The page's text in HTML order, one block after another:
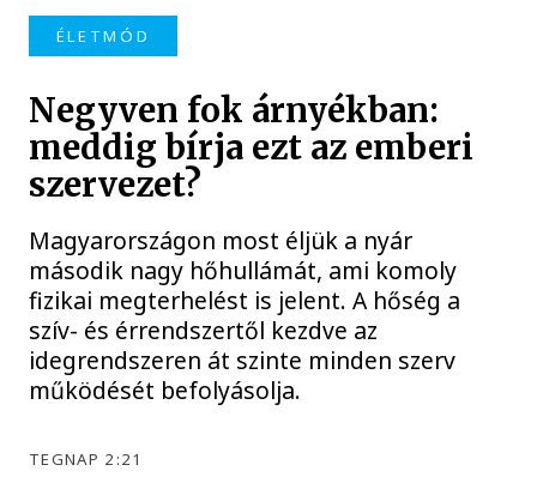
ÉLETMÓD
Negyven fok árnyékban:
meddig bírja ezt az emberi
szervezet?
Magyarországon most éljük a nyár
második nagy hőhullámát, ami komoly
fizikai megterhelést is jelent. A hőség a
szív- és érrendszertől kezdve az
idegrendszeren át szinte minden szerv
működését befolyásolja.
TEGNAP 2:21